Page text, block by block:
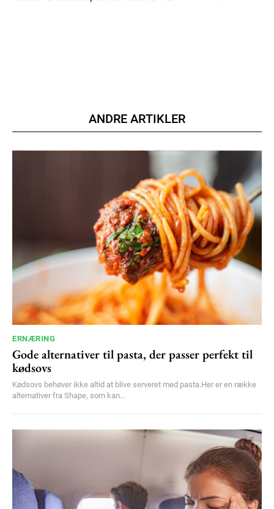
ANDRE ARTIKLER
ERNÆRING
Gode alternativer til pasta, der passer perfekt til
kødsovs
Kødsovs behøver ikke altid at blive serveret med pasta.Her er en række
alternativer fra Shape, som kan...